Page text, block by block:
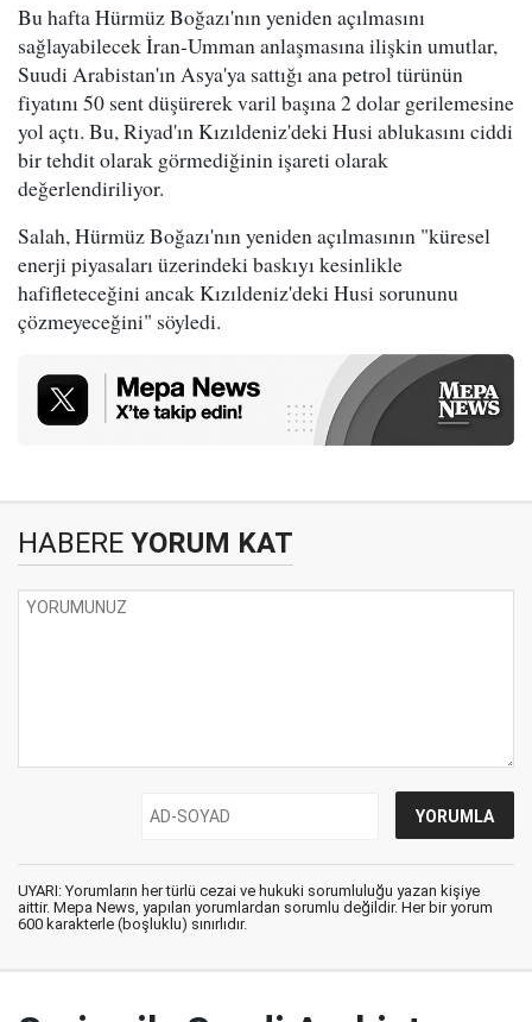
Bu hafta Hürmüz Boğazı'nın yeniden açılmasını
sağlayabilecek İran-Umman anlaşmasına ilişkin umutlar,
Suudi Arabistan'ın Asya'ya sattığı ana petrol türünün
fiyatını 50 sent düşürerek varil başına 2 dolar gerilemesine
yol açtı. Bu, Riyad'ın Kızıldeniz'deki Husi ablukasını ciddi
bir tehdit olarak görmediğinin işareti olarak
değerlendiriliyor.
Salah, Hürmüz Boğazı'nın yeniden açılmasının "küresel
enerji piyasaları üzerindeki baskıyı kesinlikle
hafifleteceğini ancak Kızıldeniz'deki Husi sorununu
çözmeyeceğini" söyledi.
HABERE YORUM KAT
UYARI: Yorumların her türlü cezai ve hukuki sorumluluğu yazan kişiye
aittir. Mepa News, yapılan yorumlardan sorumlu değildir. Her bir yorum
600 karakterle (boşluklu) sınırlıdır.